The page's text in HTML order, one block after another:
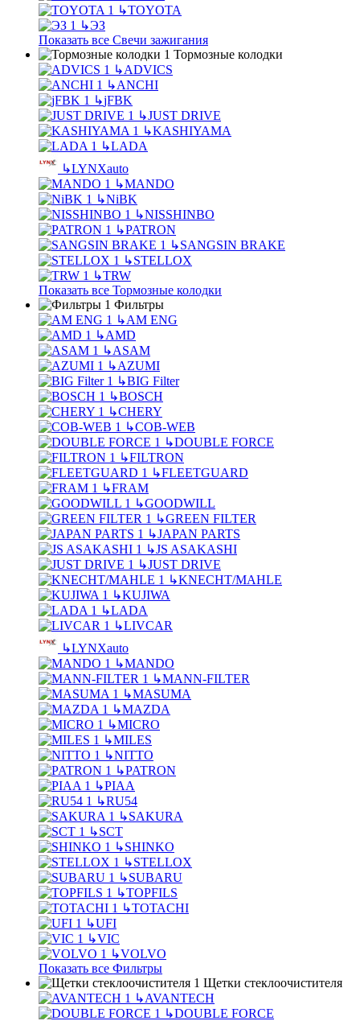
↳TOYOTA
↳ЭЗ
Показать все Свечи зажигания
Тормозные колодки
↳ADVICS
↳ANCHI
↳jFBK
↳JUST DRIVE
↳KASHIYAMA
↳LADA
↳LYNXauto
↳MANDO
↳NiBK
↳NISSHINBO
↳PATRON
↳SANGSIN BRAKE
↳STELLOX
↳TRW
Показать все Тормозные колодки
Фильтры
↳AM ENG
↳AMD
↳ASAM
↳AZUMI
↳BIG Filter
↳BOSCH
↳CHERY
↳COB-WEB
↳DOUBLE FORCE
↳FILTRON
↳FLEETGUARD
↳FRAM
↳GOODWILL
↳GREEN FILTER
↳JAPAN PARTS
↳JS ASAKASHI
↳JUST DRIVE
↳KNECHT/MAHLE
↳KUJIWA
↳LADA
↳LIVCAR
↳LYNXauto
↳MANDO
↳MANN-FILTER
↳MASUMA
↳MAZDA
↳MICRO
↳MILES
↳NITTO
↳PATRON
↳PIAA
↳RU54
↳SAKURA
↳SCT
↳SHINKO
↳STELLOX
↳SUBARU
↳TOPFILS
↳TOTACHI
↳UFI
↳VIC
↳VOLVO
Показать все Фильтры
Щетки стеклоочистителя
↳AVANTECH
↳DOUBLE FORCE